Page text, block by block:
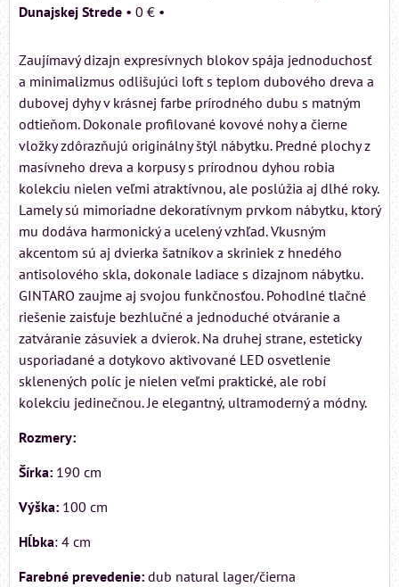
Dunajskej Strede • 0 € •
Zaujímavý dizajn expresívnych blokov spája jednoduchosť
a minimalizmus odlišujúci loft s teplom dubového dreva a
dubovej dyhy v krásnej farbe prírodného dubu s matným
odtieňom. Dokonale profilované kovové nohy a čierne
vložky zdôrazňujú originálny štýl nábytku. Predné plochy z
masívneho dreva a korpusy s prírodnou dyhou robia
kolekciu nielen veľmi atraktívnou, ale poslúžia aj dlhé roky.
Lamely sú mimoriadne dekoratívnym prvkom nábytku, ktorý
mu dodáva harmonický a ucelený vzhľad. Vkusným
akcentom sú aj dvierka šatníkov a skriniek z hnedého
antisolového skla, dokonale ladiace s dizajnom nábytku.
GINTARO zaujme aj svojou funkčnosťou. Pohodlné tlačné
riešenie zaisťuje bezhlučné a jednoduché otváranie a
zatváranie zásuviek a dvierok. Na druhej strane, esteticky
usporiadané a dotykovo aktivované LED osvetlenie
sklenených políc je nielen veľmi praktické, ale robí
kolekciu jedinečnou. Je elegantný, ultramoderný a módny.
Rozmery:
Šírka: 190 cm
Výška: 100 cm
Hĺbka: 4 cm
Farebné prevedenie: dub natural lager/čierna